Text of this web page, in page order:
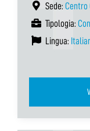
Sede: Centro
Tipologia:
Lingua: